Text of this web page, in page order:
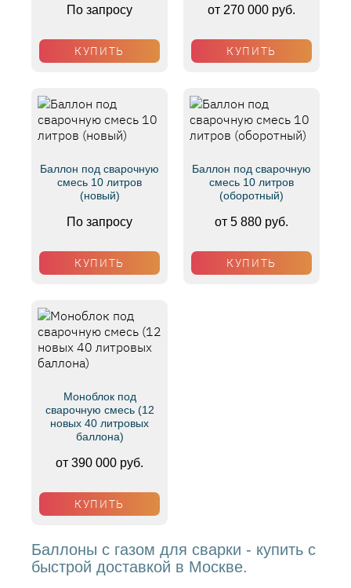
По запросу
КУПИТЬ
от 270 000 руб.
КУПИТЬ
Баллон под сварочную
смесь 10 литров
(новый)
По запросу
КУПИТЬ
Баллон под сварочную
смесь 10 литров
(оборотный)
от 5 880 руб.
КУПИТЬ
Моноблок под
сварочную смесь (12
новых 40 литровых
баллона)
от 390 000 руб.
КУПИТЬ
Баллоны с газом для сварки - купить с
быстрой доставкой в Москве.